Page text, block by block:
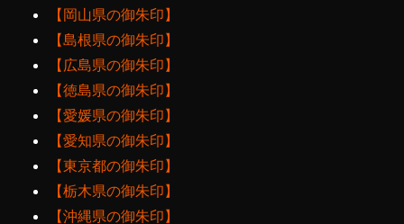
【岡山県の御朱印】
【島根県の御朱印】
【広島県の御朱印】
【徳島県の御朱印】
【愛媛県の御朱印】
【愛知県の御朱印】
【東京都の御朱印】
【栃木県の御朱印】
【沖縄県の御朱印】